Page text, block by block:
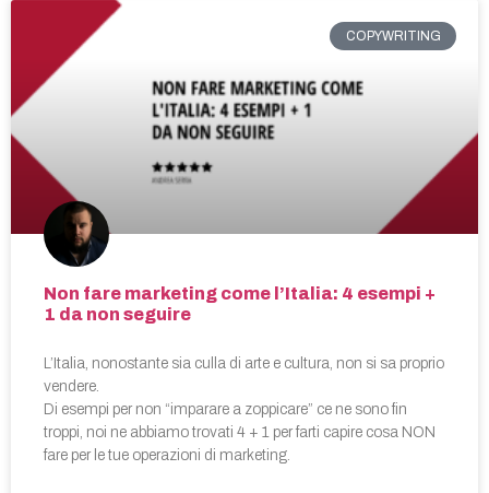
COPYWRITING
Non fare marketing come l’Italia: 4 esempi +
1 da non seguire
L’Italia, nonostante sia culla di arte e cultura, non si sa proprio
vendere.
Di esempi per non “imparare a zoppicare” ce ne sono fin
troppi, noi ne abbiamo trovati 4 + 1 per farti capire cosa NON
fare per le tue operazioni di marketing.